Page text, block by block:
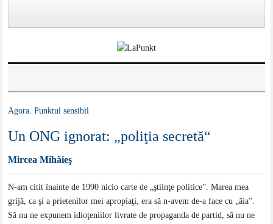
Agora,Punktul sensibil
Un ONG ignorat: „poliţia secretă“
Mircea Mihăieş
N-am citit înainte de 1990 nicio carte de „ştiinţe politice”. Marea mea
grijă, ca şi a prietenilor mei apropiaţi, era să n-avem de-a face cu „ăia”.
Să nu ne expunem idioţeniilor livrate de propaganda de partid, să nu ne